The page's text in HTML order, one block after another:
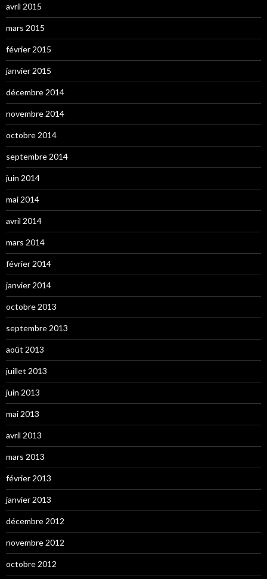
avril 2015
mars 2015
février 2015
janvier 2015
décembre 2014
novembre 2014
octobre 2014
septembre 2014
juin 2014
mai 2014
avril 2014
mars 2014
février 2014
janvier 2014
octobre 2013
septembre 2013
août 2013
juillet 2013
juin 2013
mai 2013
avril 2013
mars 2013
février 2013
janvier 2013
décembre 2012
novembre 2012
octobre 2012